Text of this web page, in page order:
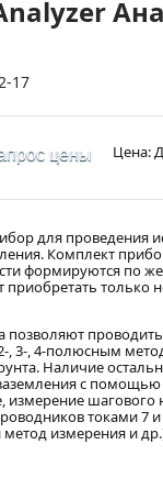
17
цены Цена:
для проведения
Комплект
формируются по
приобретать только
, 3-, 4-полюсным
Наличие
с
измерение шагового
токами 7
измерения и